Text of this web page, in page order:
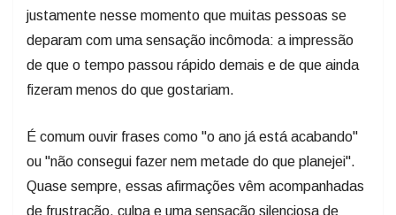
justamente nesse momento que muitas pessoas se
deparam com uma sensação incômoda: a impressão
de que o tempo passou rápido demais e de que ainda
fizeram menos do que gostariam.
É comum ouvir frases como "o ano já está acabando"
ou "não consegui fazer nem metade do que planejei".
Quase sempre, essas afirmações vêm acompanhadas
de frustração, culpa e uma sensação silenciosa de